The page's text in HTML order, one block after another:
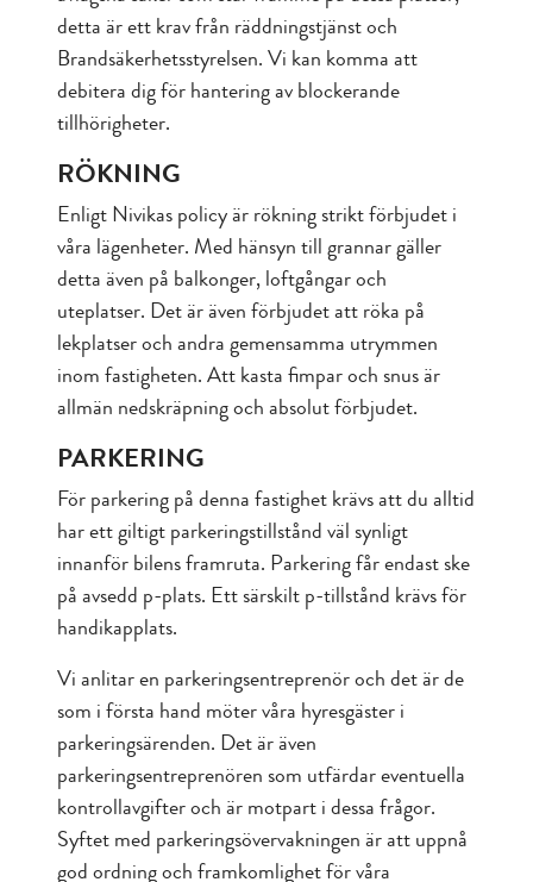
detta är ett krav från räddningstjänst och
Brandsäkerhetsstyrelsen. Vi kan komma att
debitera dig för hantering av blockerande
tillhörigheter.
RÖKNING
Enligt Nivikas policy är rökning strikt förbjudet i
våra lägenheter. Med hänsyn till grannar gäller
detta även på balkonger, loftgångar och
uteplatser. Det är även förbjudet att röka på
lekplatser och andra gemensamma utrymmen
inom fastigheten. Att kasta fimpar och snus är
allmän nedskräpning och absolut förbjudet.
PARKERING
För parkering på denna fastighet krävs att du alltid
har ett giltigt parkeringstillstånd väl synligt
innanför bilens framruta. Parkering får endast ske
på avsedd p-plats. Ett särskilt p-tillstånd krävs för
handikapplats.
Vi anlitar en parkeringsentreprenör och det är de
som i första hand möter våra hyresgäster i
parkeringsärenden. Det är även
parkeringsentreprenören som utfärdar eventuella
kontrollavgifter och är motpart i dessa frågor.
Syftet med parkeringsövervakningen är att uppnå
god ordning och framkomlighet för våra